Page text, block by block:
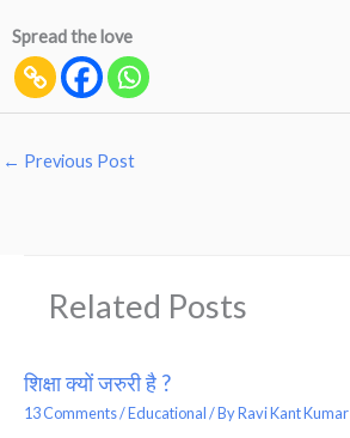
Spread the love
← Previous Post
Related Posts
शिक्षा क्यों जरुरी है ?
13 Comments/Educational/ ByRavi Kant Kumar